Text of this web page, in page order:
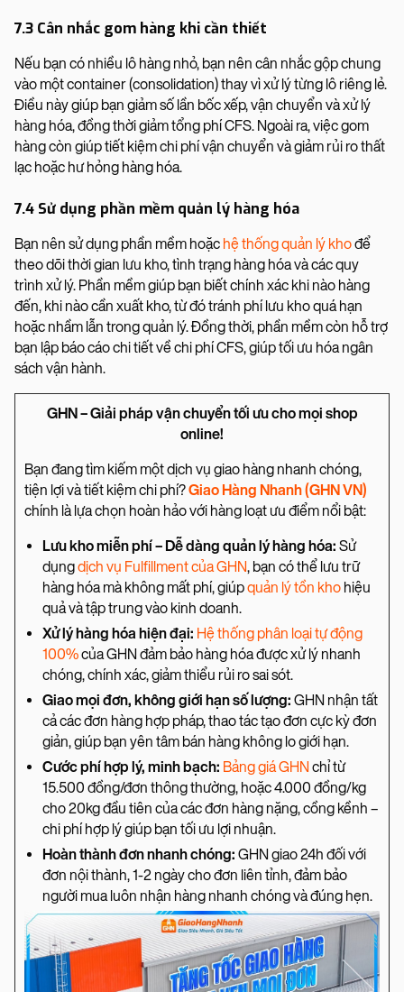
7.3 Cân nhắc gom hàng khi cần thiết
Nếu bạn có nhiều lô hàng nhỏ, bạn nên cân nhắc gộp chung
vào một container (consolidation) thay vì xử lý từng lô riêng lẻ.
Điều này giúp bạn giảm số lần bốc xếp, vận chuyển và xử lý
hàng hóa, đồng thời giảm tổng phí CFS. Ngoài ra, việc gom
hàng còn giúp tiết kiệm chi phí vận chuyển và giảm rủi ro thất
lạc hoặc hư hỏng hàng hóa.
7.4 Sử dụng phần mềm quản lý hàng hóa
Bạn nên sử dụng phần mềm hoặc hệ thống quản lý khođể
theo dõi thời gian lưu kho, tình trạng hàng hóa và các quy
trình xử lý. Phần mềm giúp bạn biết chính xác khi nào hàng
đến, khi nào cần xuất kho, từ đó tránh phí lưu kho quá hạn
hoặc nhầm lẫn trong quản lý. Đồng thời, phần mềm còn hỗ trợ
bạn lập báo cáo chi tiết về chi phí CFS, giúp tối ưu hóa ngân
sách vận hành.
GHN – Giải pháp vận chuyển tối ưu cho mọi shop
online!
Bạn đang tìm kiếm một dịch vụ giao hàng nhanh chóng,
tiện lợi và tiết kiệm chi phí?Giao Hàng Nhanh (GHN VN)
chính là lựa chọn hoàn hảo với hàng loạt ưu điểm nổi bật:
Lưu kho miễn phí – Dễ dàng quản lý hàng hóa: Sử
dụngdịch vụ Fulfillment của GHN, bạn có thể lưu trữ
hàng hóa mà không mất phí, giúpquản lý tồn kho hiệu
quả và tập trung vào kinh doanh.
Xử lý hàng hóa hiện đại: Hệ thống phân loại tự động
100%của GHN đảm bảo hàng hóa được xử lý nhanh
chóng, chính xác, giảm thiểu rủi ro sai sót.
Giao mọi đơn, không giới hạn số lượng: GHN nhận tất
cả các đơn hàng hợp pháp, thao tác tạo đơn cực kỳ đơn
giản, giúp bạn yên tâm bán hàng không lo giới hạn.
Cước phí hợp lý, minh bạch: Bảng giá GHNchỉ từ
15.500 đồng/đơn thông thường, hoặc 4.000 đồng/kg
cho 20kg đầu tiên của các đơn hàng nặng, cồng kềnh –
chi phí hợp lý giúp bạn tối ưu lợi nhuận.
Hoàn thành đơn nhanh chóng: GHN giao 24h đối với
đơn nội thành, 1-2 ngày cho đơn liên tỉnh, đảm bảo
người mua luôn nhận hàng nhanh chóng và đúng hẹn.